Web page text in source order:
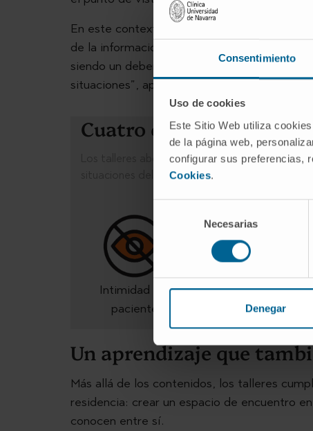
Consentimiento
Uso de cookies
Este Sitio Web utiliza
de la página web,
configurar sus preferencias,
Cookies.
de
consentimiento
Necesarias
Denegar
En este contexto, los talleres abordan de
de la información clínica o los límites de la
siendo un deber fundamental, pero ahora
situaciones”, apunta la doctora.
Cuatro claves del
Los talleres abordan cuatro ámbitos
situaciones del día a día del hospital.
Intimidad del
paciente
Confianza y
confidencialidad
Un aprendizaje que
Más allá de los contenidos, los talleres
residencia: crear un espacio de encuentro
conocen entre sí.